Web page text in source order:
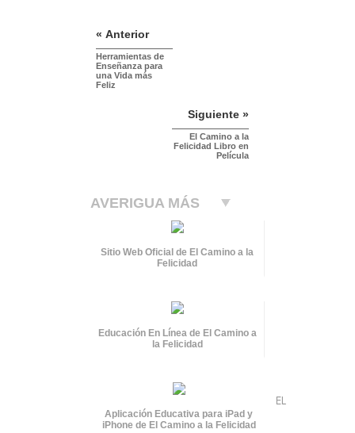
« Anterior
Herramientas de
Enseñanza para
una Vida más
Feliz
Siguiente »
El Camino a la
Felicidad Libro en
Película
AVERIGUA MÁS
Sitio Web Oficial de El Camino a la
Felicidad
Educación En Línea de El Camino a
la Felicidad
Aplicación Educativa para iPad y
iPhone de El Camino a la Felicidad
EL